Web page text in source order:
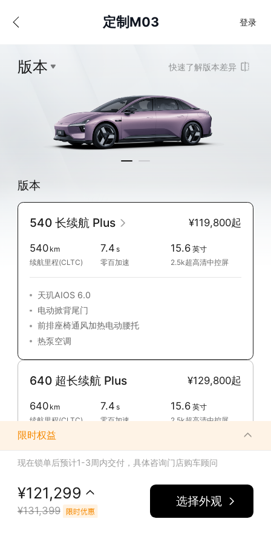
定制M03 登录
版本 快速了解版本差异
版本
540 长续航 Plus ¥119,800起
540 km
续航里程(CLTC)
7.4 s
零百加速
15.6 英寸
2.5k超高清中控屏
天玑AIOS 6.0
电动掀背尾门
前排座椅通风加热电动腰托
热泵空调
640 超长续航 Plus ¥129,800起
640 km
续航里程(CLTC)
7.4 s
零百加速
15.6 英寸
2.5k超高清中控屏
510 长续航 Max ¥129,800起
510
km
续航里程(CLTC)
15.6英寸
2.5k超高清中控屏
限时权益
现在锁单后预计1-3周内交付，具体咨询门店购车顾问
¥121,299
¥131,399
选择外观